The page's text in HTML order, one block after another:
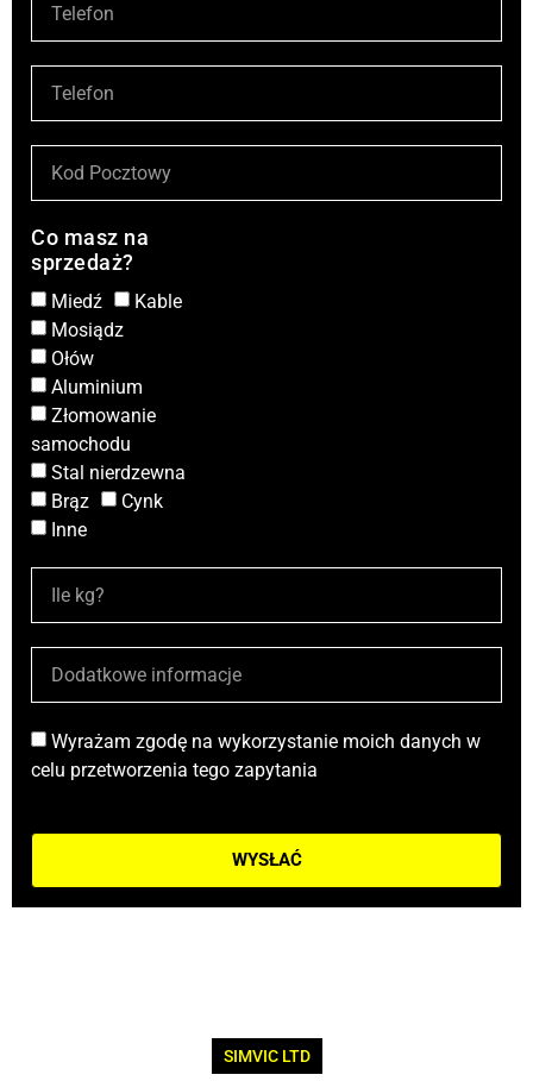
Co masz na
sprzedaż?
Miedź
Kable
Mosiądz
Ołów
Aluminium
Złomowanie
samochodu
Stal nierdzewna
Brąz
Cynk
Inne
Wyrażam zgodę na wykorzystanie moich danych w
celu przetworzenia tego zapytania
WYSŁAĆ
SIMVIC LTD